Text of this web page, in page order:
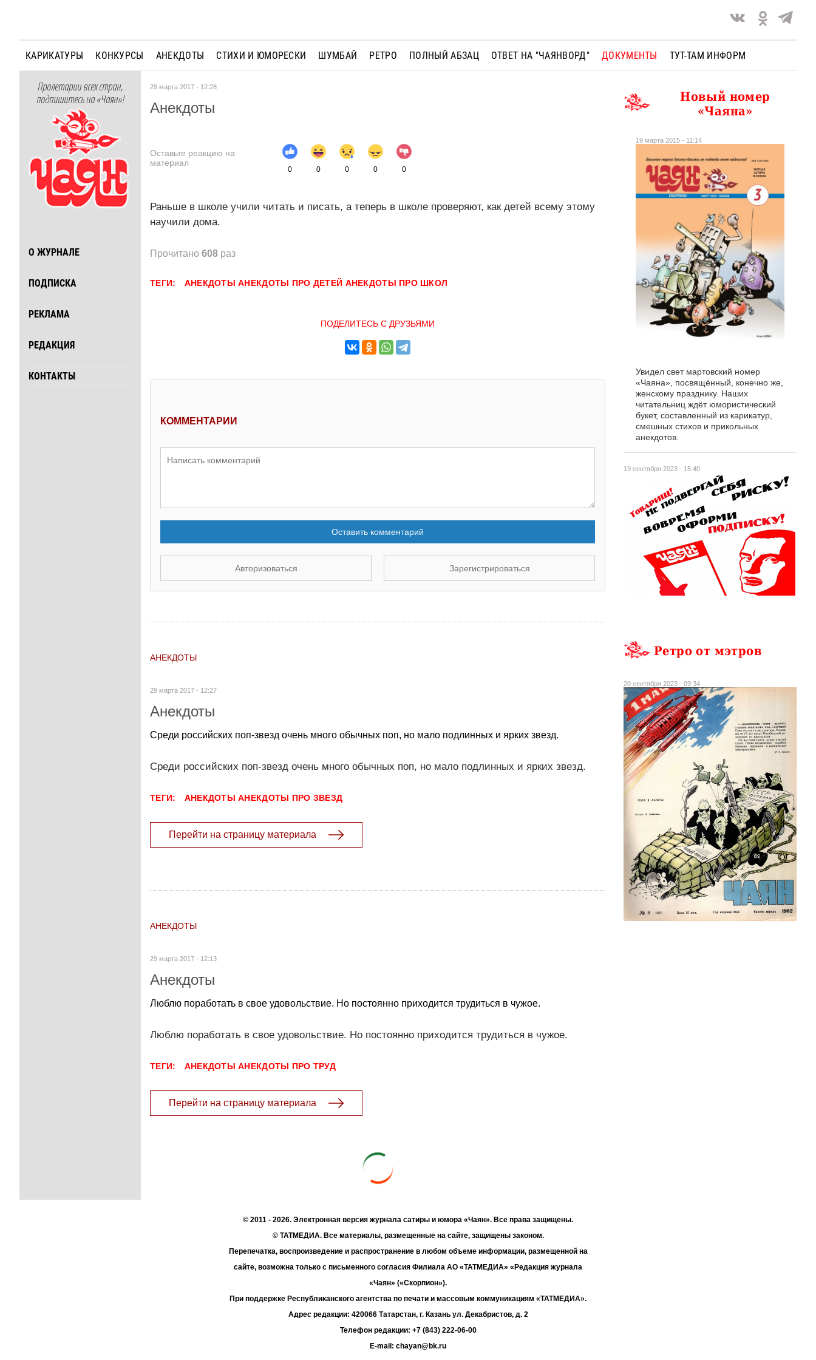
КАРИКАТУРЫ КОНКУРСЫ АНЕКДОТЫ СТИХИ И ЮМОРЕСКИ ШУМБАЙ РЕТРО ПОЛНЫЙ АБЗАЦ ОТВЕТ НА "ЧАЯНВОРД" ДОКУМЕНТЫ ТУТ-ТАМ ИНФОРМ
Пролетарии всех стран,
подпишитесь на «Чаян»!
О ЖУРНАЛЕ
ПОДПИСКА
РЕКЛАМА
РЕДАКЦИЯ
КОНТАКТЫ
29 марта 2017 - 12:28
Анекдоты
Оставьте реакцию на
материал
0 0 0 0 0
Раньше в школе учили читать и писать, а теперь в школе проверяют, как детей всему этому
научили дома.
Прочитано 608 раз
ТЕГИ: АНЕКДОТЫ АНЕКДОТЫ ПРО ДЕТЕЙ АНЕКДОТЫ ПРО ШКОЛ
ПОДЕЛИТЕСЬ С ДРУЗЬЯМИ
КОММЕНТАРИИ
Оставить комментарий
Авторизоваться Зарегистрироваться
АНЕКДОТЫ
29 марта 2017 - 12:27
Анекдоты
Среди российских поп-звезд очень много обычных поп, но мало подлинных и ярких звезд.
Среди российских поп-звезд очень много обычных поп, но мало подлинных и ярких звезд.
ТЕГИ: АНЕКДОТЫ АНЕКДОТЫ ПРО ЗВЕЗД
Перейти на страницу материала
АНЕКДОТЫ
29 марта 2017 - 12:13
Анекдоты
Люблю поработать в свое удовольствие. Но постоянно приходится трудиться в чужое.
Люблю поработать в свое удовольствие. Но постоянно приходится трудиться в чужое.
ТЕГИ: АНЕКДОТЫ АНЕКДОТЫ ПРО ТРУД
Перейти на страницу материала
19 сентября 2023 - 15:40
Новый номер
«Чаяна»
19 марта 2015 - 11:14
Увидел свет мартовский номер
«Чаяна», посвящённый, конечно же,
женскому празднику. Наших
читательниц ждёт юмористический
букет, составленный из карикатур,
смешных стихов и прикольных
анекдотов.
Ретро от мэтров
20 сентября 2023 - 09:34
© 2011 - 2026. Электронная версия журнала сатиры и юмора «Чаян». Все права защищены.
© ТАТМЕДИА. Все материалы, размещенные на сайте, защищены законом.
Перепечатка, воспроизведение и распространение в любом объеме информации, размещенной на
сайте, возможна только с письменного согласия Филиала АО «ТАТМЕДИА» «Редакция журнала
«Чаян» («Скорпион»).
При поддержке Республиканского агентства по печати и массовым коммуникациям «ТАТМЕДИА».
Адрес редакции: 420066 Татарстан, г. Казань ул. Декабристов, д. 2
Телефон редакции: +7 (843) 222-06-00
E-mail: chayan@bk.ru